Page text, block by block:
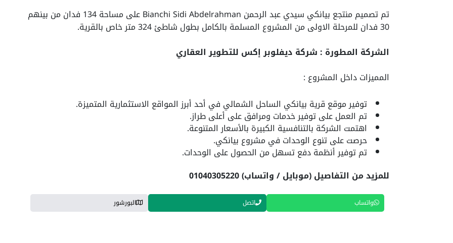
تم تصميم منتجع بيانكي سيدي عبد الرحمن Bianchi Sidi Abdelrahman على مساحة 134 فدان من بينهم
30 فدان للمرحلة الاولى من المشروع المسلمة بالكامل بطول شاطئ 324 متر خاص بالقرية.
الشركة المطورة : شركة ديفلوبر إكس للتطوير العقاري
المميزات داخل المشروع :
توفير موقع قرية بيانكي الساحل الشمالي في أحد أبرز المواقع الاستثمارية المتميزة.
تم العمل على توفير خدمات ومرافق على أعلى طراز.
اهتمت الشركة بالتنافسية الكبيرة بالأسعار المتنوعة.
حرصت على تنوع الوحدات في مشروع بيانكي.
تم توفير أنظمة دفع تسهل من الحصول على الوحدات.
للمزيد من التفاصيل (موبايل / واتساب) 01040305220
واتساب اتصل البورشور